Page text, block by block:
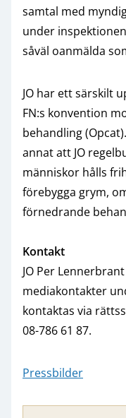
samtal med
under
såväl oanmälda
JO har ett särskilt
FN:s konvention
behandling
annat att JO
människor hålls
förebygga grym,
förnedrande
Kontakt
JO Per
mediakontakter
kontaktas via
08-786 61 87.
Pressbilder